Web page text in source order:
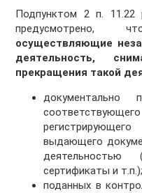
Подпунктом 2 п.
предусмотрено,
осуществляющие
деятельность,
прекращения такой
документально
выдающего
деятельностью
сертификаты и т.п.);
поданных в